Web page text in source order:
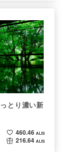
とり濃い新
460.46 ALIS
216.64 ALIS